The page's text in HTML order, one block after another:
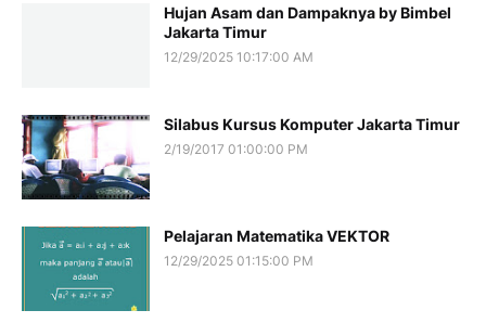
Hujan Asam dan Dampaknya by Bimbel
Jakarta Timur
12/29/2025 10:17:00 AM
Silabus Kursus Komputer Jakarta Timur
2/19/2017 01:00:00 PM
Pelajaran Matematika VEKTOR
12/29/2025 01:15:00 PM